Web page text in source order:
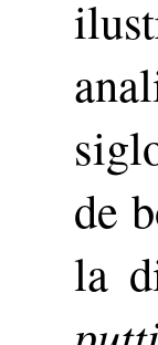
de
la